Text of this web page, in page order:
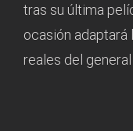
tras su última
ocasión adaptará
reales del